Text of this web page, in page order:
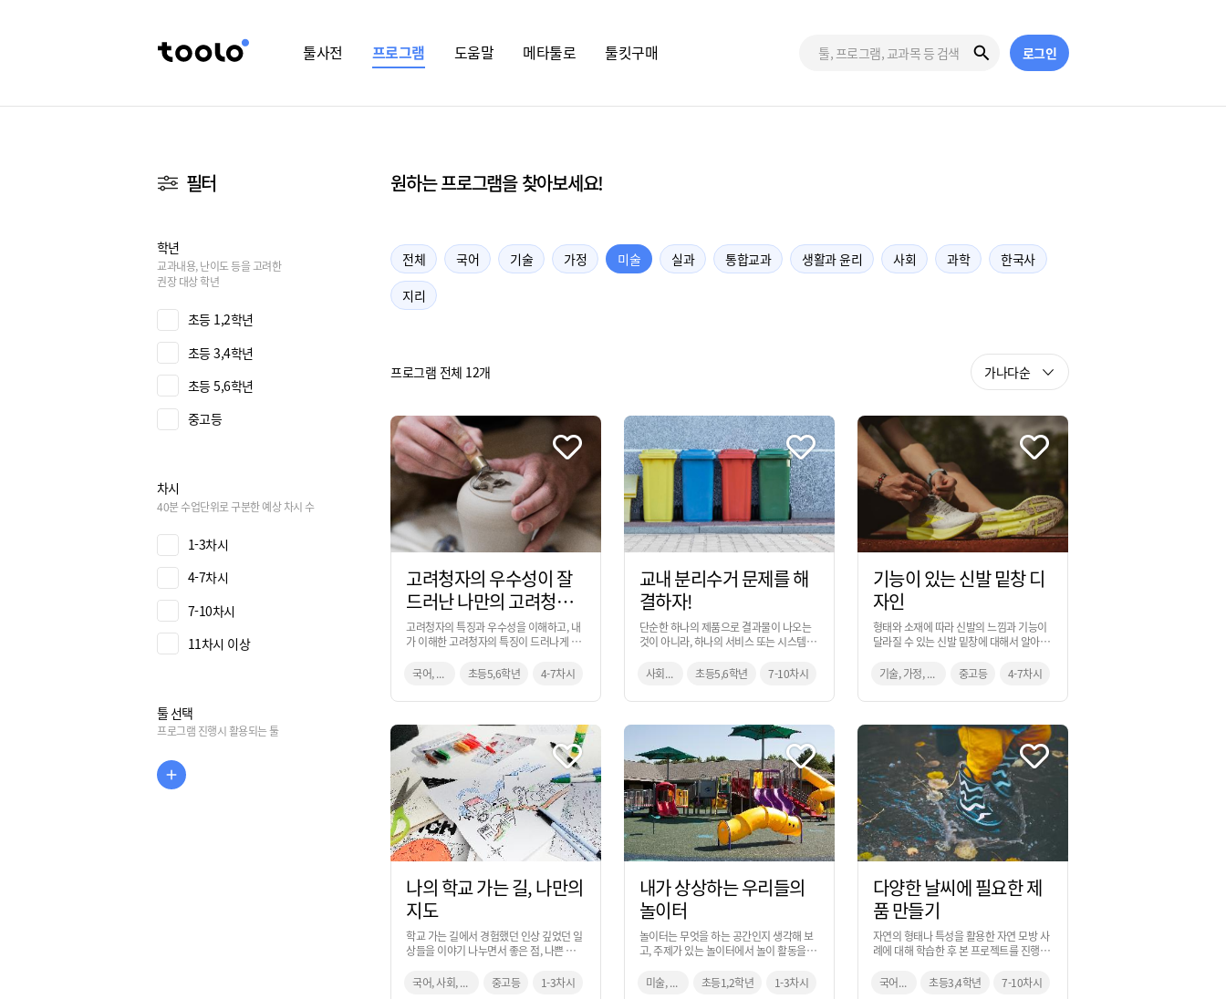
툴사전 프로그램 도움말 메타툴로 툴킷구매 로그인
필터
학년
교과내용, 난이도 등을 고려한
권장 대상 학년
초등 1,2학년
초등 3,4학년
초등 5,6학년
중고등
차시
40분 수업단위로 구분한 예상 차시 수
1-3차시
4-7차시
7-10차시
11차시 이상
툴 선택
프로그램 진행시 활용되는 툴
원하는 프로그램을 찾아보세요!
전체 국어 기술 가정 미술 실과 통합교과 생활과 윤리 사회 과학
한국사
지리
프로그램 전체 12개 가나다순
고려청자의 우수성이 잘
드러난 나만의 고려청자
디자인
고려청자의 특징과 우수성을 이해하고, 내
가 이해한 고려청자의 특징이 드러나게 찰
평가를 진행하는 활동입니다.
국어, 사회, 미술 초등5,6학년 4-7차시
교내 분리수거 문제를 해
결하자!
단순한 하나의 제품으로 결과물이 나오는
것이 아니라, 하나의 서비스 또는 시스템의
번 과정을 통해 익힐 수 있습니다.
사회, 미술, 실과 초등5,6학년 7-10차시
기능이 있는 신발 밑창 디
자인
형태와 소재에 따라 신발의 느낌과 기능이
달라질 수 있는 신발 밑창에 대해서 알아보
결하기 위한 창의적 사고 과정을 통해 아이
디어로 발전시켜 보는 활동입니다.
기술, 가정, 미술 중고등 4-7차시
나의 학교 가는 길, 나만의
지도
학교 가는 길에서 경험했던 인상 깊었던 일
상들을 이야기 나누면서 좋은 점, 나쁜 점,
만의 지도를 디자인하는 활동입니다.
국어, 사회, 미술 중고등 1-3차시
내가 상상하는 우리들의
놀이터
놀이터는 무엇을 하는 공간인지 생각해 보
고, 주제가 있는 놀이터에서 놀이 활동을 한
이터를 계획해 보는 활동입니다.
미술, 통합교과 초등1,2학년 1-3차시
다양한 날씨에 필요한 제
품 만들기
자연의 형태나 특성을 활용한 자연 모방 사
례에 대해 학습한 후 본 프로젝트를 진행하
의한 어려움을 해결할 수 있는 아이디어를
만들어보는 활동입니다. 과학 교과 시간을
국어, 과학, 미술 초등3,4학년 7-10차시